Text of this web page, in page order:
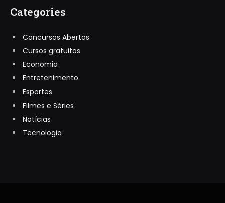
Categories
Concursos Abertos
Cursos gratuitos
Economia
Entretenimento
Esportes
Filmes e Séries
Notícias
Tecnologia